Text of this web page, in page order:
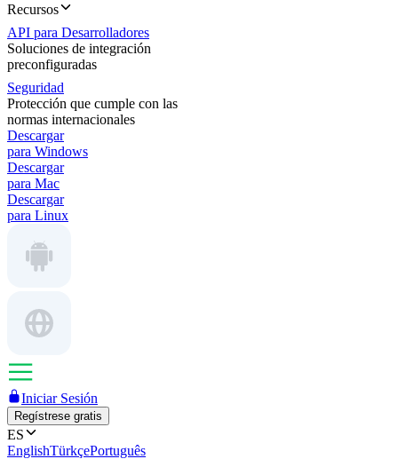
Recursos
API para Desarrolladores
Soluciones de integración
preconfiguradas
Seguridad
Protección que cumple con las
normas internacionales
Descargar
para Windows
Descargar
para Mac
Descargar
para Linux
Iniciar Sesión
Regístrese gratis
ES
EnglishTürkçePortuguês